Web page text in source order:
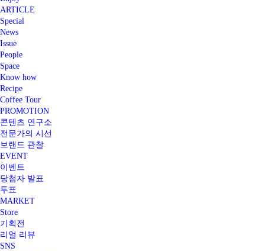
ARTICLE
Special
News
Issue
People
Space
Know how
Recipe
Coffee Tour
PROMOTION
콘텐츠 연구소
전문가의 시선
브랜드 관찰
EVENT
이벤트
당첨자 발표
투표
MARKET
Store
기획전
리얼 리뷰
SNS